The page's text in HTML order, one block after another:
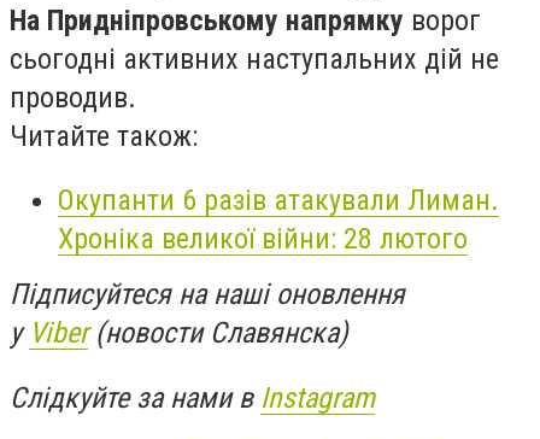
На Придніпровському напрямку ворог
сьогодні активних наступальних дій не
проводив.
Читайте також:
Окупанти 6 разів атакували Лиман.
Хроніка великої війни: 28 лютого
Підписуйтеся на наші оновлення
у Viber(новости Славянска)
Слідкуйте за нами в Instagram